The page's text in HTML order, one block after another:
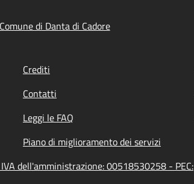
Comune di Danta di Cadore
Crediti
Contatti
Leggi le FAQ
Piano di miglioramento dei servizi
dell'amministrazione: 00518530258 - PEC: